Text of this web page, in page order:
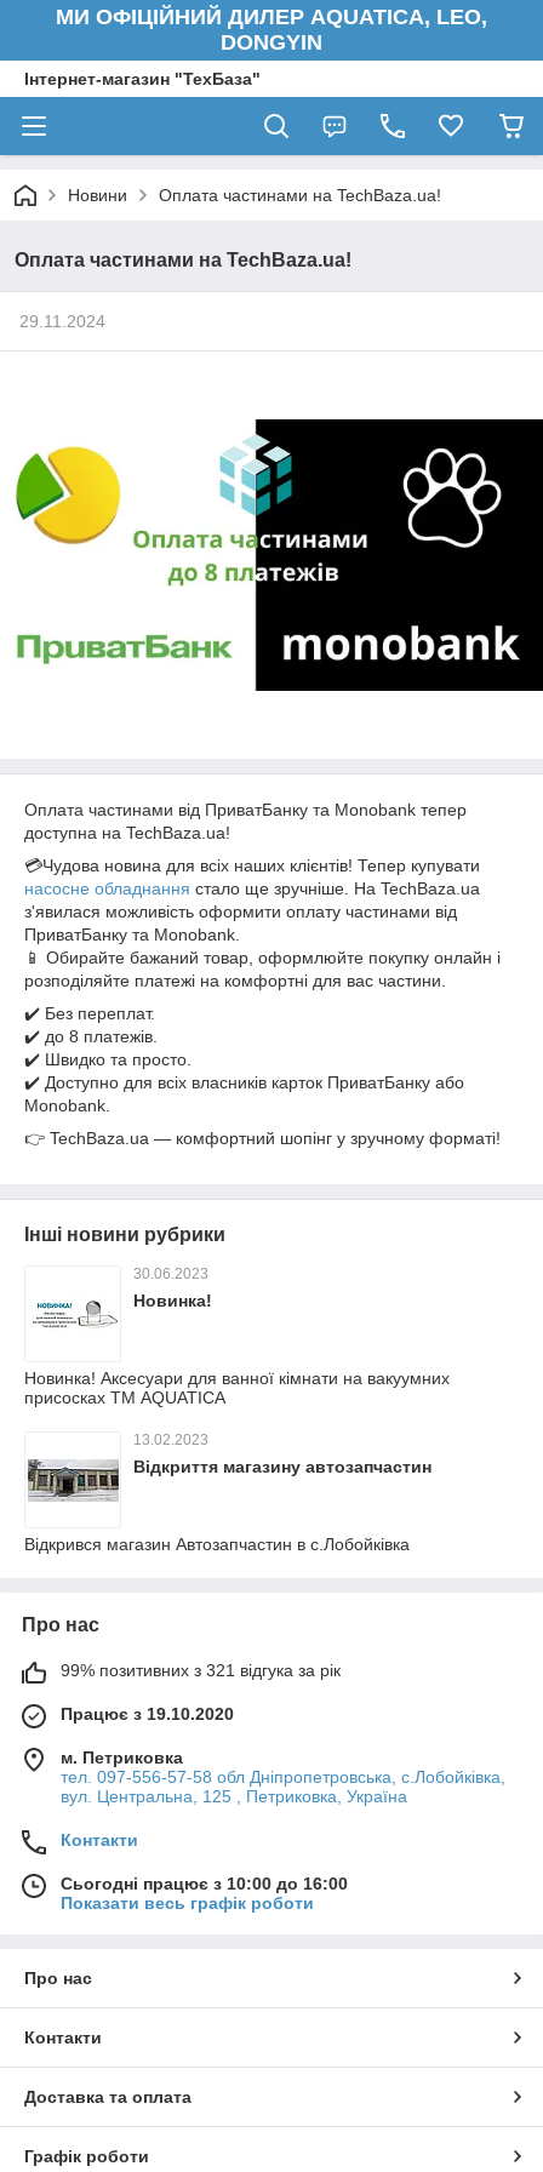
МИ ОФІЦІЙНИЙ ДИЛЕР AQUATICA, LEO,
DONGYIN
Інтернет-магазин "ТехБаза"
Новини Оплата частинами на TechBaza.ua!
Оплата частинами на TechBaza.ua!
29.11.2024
Оплата частинами від ПриватБанку та Monobank тепер
доступна на TechBaza.ua!
💳Чудова новина для всіх наших клієнтів! Тепер купувати
насосне обладнання стало ще зручніше. На TechBaza.ua
з'явилася можливість оформити оплату частинами від
ПриватБанку та Monobank.
📱 Обирайте бажаний товар, оформлюйте покупку онлайн і
розподіляйте платежі на комфортні для вас частини.
✔️ Без переплат.
✔️ до 8 платежів.
✔️ Швидко та просто.
✔️ Доступно для всіх власників карток ПриватБанку або
Monobank.
👉 TechBaza.ua — комфортний шопінг у зручному форматі!
Інші новини рубрики
30.06.2023
Новинка!
Новинка! Аксесуари для ванної кімнати на вакуумних
присосках ТМ AQUATICA
13.02.2023
Відкриття магазину автозапчастин
Відкрився магазин Автозапчастин в с.Лобойківка
Про нас
99% позитивних з 321 відгука за рік
Працює з 19.10.2020
м. Петриковка
тел. 097-556-57-58 обл Дніпропетровська, с.Лобойківка,
вул. Центральна, 125 , Петриковка, Україна
Контакти
Сьогодні працює з 10:00 до 16:00
Показати весь графік роботи
Про нас
Контакти
Доставка та оплата
Графік роботи